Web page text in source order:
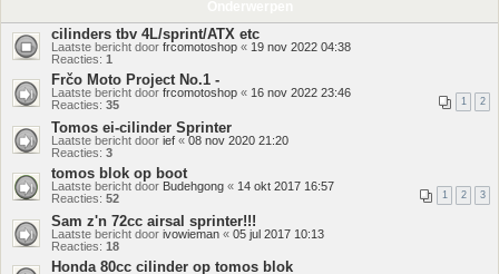
cilinders tbv 4L/sprint/ATX etc
Laatste bericht door frcomotoshop « 19 nov 2022 04:38
Reacties: 1
Frčo Moto Project No.1 -
Laatste bericht door frcomotoshop « 16 nov 2022 23:46
Reacties: 35 1 2
Tomos ei-cilinder Sprinter
Laatste bericht door ief « 08 nov 2020 21:20
Reacties: 3
tomos blok op boot
Laatste bericht door Budehgong « 14 okt 2017 16:57
Reacties: 52 1 2 3
Sam z'n 72cc airsal sprinter!!!
Laatste bericht door ivowieman « 05 jul 2017 10:13
Reacties: 18
Honda 80cc cilinder op tomos blok